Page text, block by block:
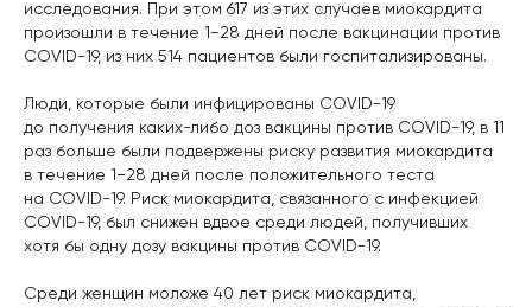
исследования. При этом 617 из этих случаев миокардита
произошли в течение 1−28 дней после вакцинации против
COVID-19, из них 514 пациентов были госпитализированы.
Люди, которые были инфицированы COVID-19
до получения каких-либо доз вакцины против COVID-19, в 11
раз больше были подвержены риску развития миокардита
в течение 1−28 дней после положительного теста
на COVID-19. Риск миокардита, связанного с инфекцией
COVID-19, был снижен вдвое среди людей, получивших
хотя бы одну дозу вакцины против COVID-19.
Среди женщин моложе 40 лет риск миокардита,